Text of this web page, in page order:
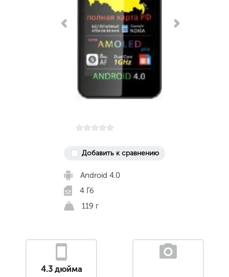
Добавить к сравнению
Android 4.0
4 Гб
119 г
4.3 дюйма